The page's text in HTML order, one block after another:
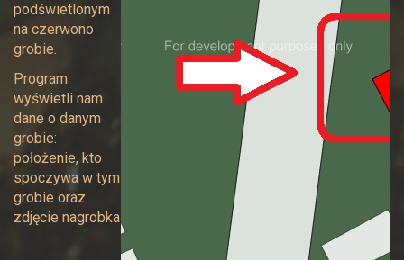
podświetlonym
na czerwono
grobie.
Program
wyświetli nam
dane o danym
grobie:
położenie, kto
spoczywa w tym
grobie oraz
zdjęcie nagrobka